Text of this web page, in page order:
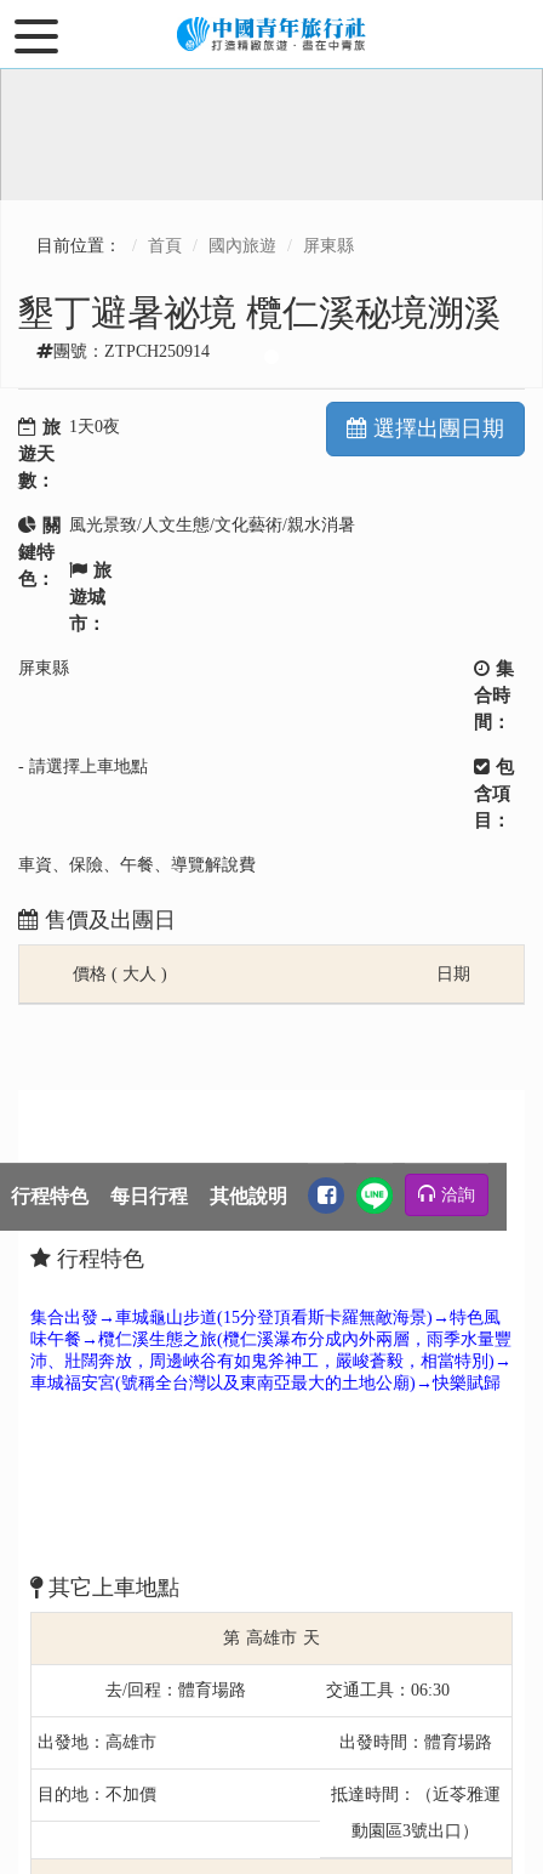
目前位置： 首頁 國內旅遊 屏東縣
墾丁避暑祕境 欖仁溪秘境溯溪
團號：ZTPCH250914
旅
遊天
數：
1天0夜 選擇出團日期
關
鍵特
色：
風光景致/人文生態/文化藝術/親水消暑
旅
遊城
市：
屏東縣
集
合時
間：
- 請選擇上車地點
包
含項
目：
車資、保險、午餐、導覽解說費
售價及出團日
價格 ( 大人 ) 日期
行程特色 每日行程 其他說明 洽詢
行程特色
集合出發→車城龜山步道(15分登頂看斯卡羅無敵海景)→特色風
味午餐→欖仁溪生態之旅(欖仁溪瀑布分成內外兩層，雨季水量豐
沛、壯闊奔放，周邊峽谷有如鬼斧神工，嚴峻蒼毅，相當特別)→
車城福安宮(號稱全台灣以及東南亞最大的土地公廟)→快樂賦歸
其它上車地點
高雄市
體育場路 06:30
高雄市 體育場路
不加價
（近苓雅運
動園區3號出口）